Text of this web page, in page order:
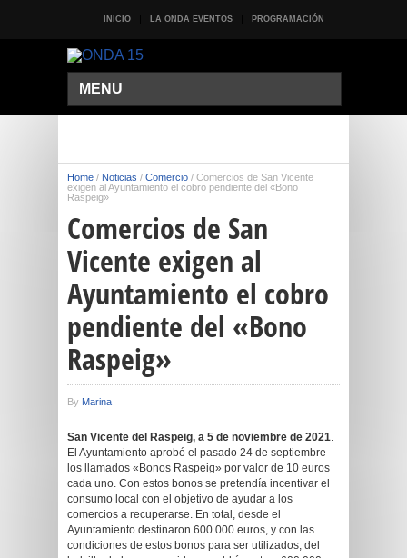
INICIO LA ONDA EVENTOS PROGRAMACIÓN
MENU
Home / Noticias / Comercio / Comercios de San Vicente
exigen al Ayuntamiento el cobro pendiente del «Bono
Raspeig»
Comercios de San
Vicente exigen al
Ayuntamiento el cobro
pendiente del «Bono
Raspeig»
By Marina
San Vicente del Raspeig, a 5 de noviembre de 2021.
El Ayuntamiento aprobó el pasado 24 de septiembre
los llamados «Bonos Raspeig» por valor de 10 euros
cada uno. Con estos bonos se pretendía incentivar el
consumo local con el objetivo de ayudar a los
comercios a recuperarse. En total, desde el
Ayuntamiento destinaron 600.000 euros, y con las
condiciones de estos bonos para ser utilizados, del